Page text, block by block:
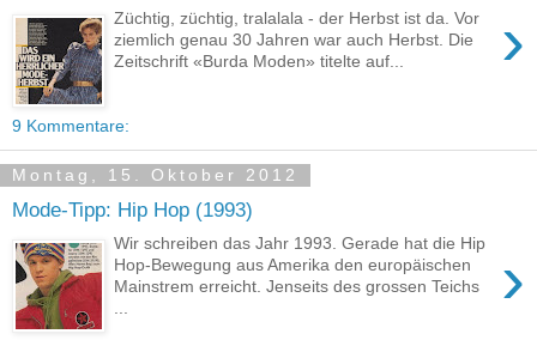
›
Züchtig, züchtig, tralalala - der Herbst ist da. Vor
ziemlich genau 30 Jahren war auch Herbst. Die
Zeitschrift «Burda Moden» titelte auf...
9 Kommentare:
Montag, 15. Oktober 2012
Mode-Tipp: Hip Hop (1993)
›
Wir schreiben das Jahr 1993. Gerade hat die Hip
Hop-Bewegung aus Amerika den europäischen
Mainstrem erreicht. Jenseits des grossen Teichs
...